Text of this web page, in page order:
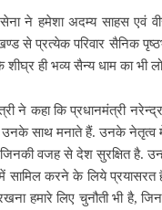
सेना ने हमेशा अदम्य साहस एवं
से प्रत्येक परिवार सैनिक
शीघ्र ही भव्य सैन्य धाम का भी
ने कहा कि प्रधानमंत्री
साथ मनाते हैं. उनके नेतृत्व में
जिनकी वजह से देश सुरक्षित है.
में सामिल करने के लिये प्रयासरत
हमारे लिए चुनौती भी है,